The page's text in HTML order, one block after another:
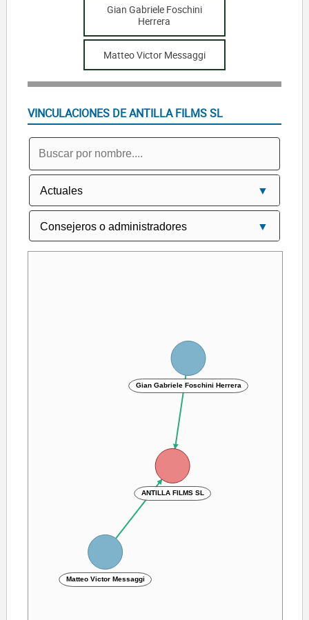
Gian Gabriele Foschini
Herrera
Matteo Victor Messaggi
VINCULACIONES DE ANTILLA FILMS SL
ANTILLA FILMS SL
Matteo Victor Messaggi
Gian Gabriele Foschini Herrera